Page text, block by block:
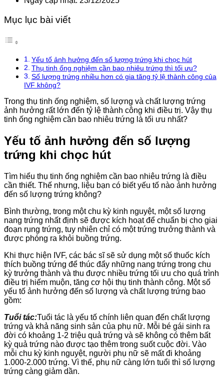
Mục lục bài viết
Yếu tố ảnh hưởng đến số lượng trứng khi chọc hút
Thụ tinh ống nghiệm cần bao nhiêu trứng thì tối ưu?
Số lượng trứng nhiều hơn có gia tăng tỷ lệ thành công của
IVF không?
Trong thụ tinh ống nghiệm, số lượng và chất lượng trứng
ảnh hưởng rất lớn đến tỷ lệ thành công khi điều trị. Vậy thụ
tinh ống nghiệm cần bao nhiêu trứng là tối ưu nhất?
Yếu tố ảnh hưởng đến số lượng
trứng khi chọc hút
Tìm hiểu thụ tinh ống nghiệm cần bao nhiêu trứng là điều
cần thiết. Thế nhưng, liệu bạn có biết yếu tố nào ảnh hưởng
đến số lượng trứng không?
Bình thường, trong một chu kỳ kinh nguyệt, một số lượng
nang trứng nhất định sẽ được kích hoạt để chuẩn bị cho giai
đoạn rụng trứng, tuy nhiên chỉ có một trứng trưởng thành và
được phóng ra khỏi buồng trứng.
Khi thực hiện IVF, các bác sĩ sẽ sử dụng một số thuốc kích
thích buồng trứng để thúc đẩy những nang trứng trong chu
kỳ trưởng thành và thu được nhiều trứng tối ưu cho quá trình
điều trị hiếm muộn, tăng cơ hội thụ tinh thành công. Một số
yếu tố ảnh hưởng đến số lượng và chất lượng trứng bao
gồm:
Tuổi tác:Tuổi tác là yếu tố chính liên quan đến chất lượng
trứng và khả năng sinh sản của phụ nữ. Mỗi bé gái sinh ra
đời có khoảng 1-2 triệu quả trứng và sẽ không có thêm bất
kỳ quả trứng nào được tạo thêm trong suốt cuộc đời. Vào
mỗi chu kỳ kinh nguyệt, người phụ nữ sẽ mất đi khoảng
1.000-2.000 trứng. Vì thế, phụ nữ càng lớn tuổi thì số lượng
trứng càng giảm dần.